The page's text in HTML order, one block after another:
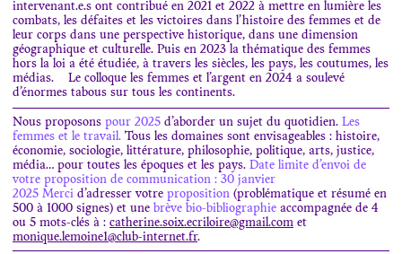
intervenant.e.s ont contribué en 2021 et 2022 à mettre en lumière les
combats, les défaites et les victoires dans l’histoire des femmes et de
leur corps dans une perspective historique, dans une dimension
géographique et culturelle. Puis en 2023 la thématique des femmes
hors la loi a été étudiée, à travers les siècles, les pays, les coutumes, les
médias. Le colloque les femmes et l’argent en 2024 a soulevé
d’énormes tabous sur tous les continents.
Nous proposons pour 2025 d’aborder un sujet du quotidien. Les
femmes et le travail. Tous les domaines sont envisageables : histoire,
économie, sociologie, littérature, philosophie, politique, arts, justice,
média… pour toutes les époques et les pays. Date limite d’envoi de
votre proposition de communication : 30 janvier
2025 Merci d’adresser votre proposition (problématique et résumé en
500 à 1000 signes) et une brève bio-bibliographie accompagnée de 4
ou 5 mots-clés à : catherine.soix.ecriloire@gmail.com et
monique.lemoine1@club-internet.fr.